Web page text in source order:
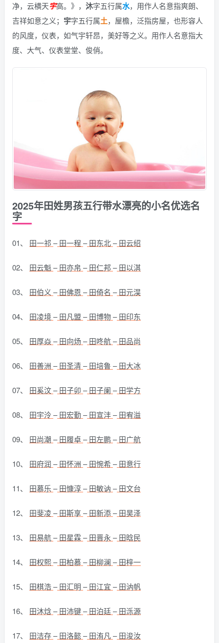
净，云横天宇高。》 ， 沐字五行属水，用作人名意指爽朗、
吉祥如意之义； 宇字五行属土，屋檐，泛指房屋，也形容人
的风度，仪表，如气宇轩昂，美好等之义。用作人名意指大
度、大气、仪表堂堂、俊俏。
2025年田姓男孩五行带水漂亮的小名优选名
字
01、 田一祁 –田一程 –田东北–田云绍
02、 田云魁–田亦帛 –田仁邦 –田以淇
03、 田伯义 –田佛恩 –田倚名 –田元淏
04、 田凌境 –田凡盟 –田博物–田印东
05、 田厚焱 –田向炀–田咚航–田品尚
06、 田善洲 –田圣清–田培鲁 –田大冰
07、 田奚汶–田子卯 –田子阑 –田学方
08、 田宇泠 –田宏勤–田宣沣–田宥溢
09、 田尚潮 –田履卓–田左鹏 –田广航
10、 田府润 –田怀洲 –田惋希 –田意行
11、 田慕乐 –田慷淳–田敏讷 –田文台
12、 田斐凌 –田斯享–田新添–田昊泽
13、 田易航–田星霖 –田晋永 –田晗民
14、 田权熙–田柏慕–田柳澜 –田梓一
15、 田棋浩–田汇明 –田江宜 –田汭帆
16、 田沐焓–田沛键–田泊廷–田泺源
17、 田洁存–田洛懿–田洧凡–田浚汝